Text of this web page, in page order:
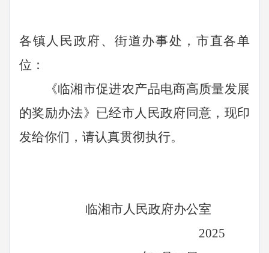
各镇人民政府、街道办事处，市直各单
位：
《临湘市促进农产品电商高质量发展
的奖励办法》已经市人民政府同意，现印
发给你们，请认真贯彻执行。
临湘市人民政府办公室
2025